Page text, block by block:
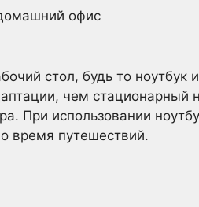
стол, будь то ноутбук
чем стационарный
При использовании
время путешествий.